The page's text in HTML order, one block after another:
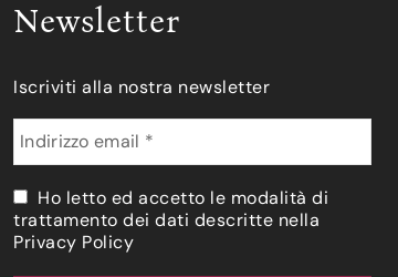
Newsletter
Iscriviti alla nostra newsletter
Ho letto ed accetto le modalità di
trattamento dei dati descritte nella
Privacy Policy